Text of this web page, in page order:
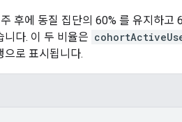
후에 동질 집단의 60% 를 유지하
니다. 이 두 비율은
으로 표시됩니다.